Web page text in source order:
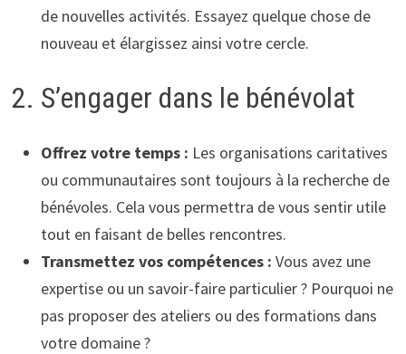
de nouvelles activités. Essayez quelque chose de
nouveau et élargissez ainsi votre cercle.
2. S’engager dans le bénévolat
Offrez votre temps : Les organisations caritatives
ou communautaires sont toujours à la recherche de
bénévoles. Cela vous permettra de vous sentir utile
tout en faisant de belles rencontres.
Transmettez vos compétences : Vous avez une
expertise ou un savoir-faire particulier ? Pourquoi ne
pas proposer des ateliers ou des formations dans
votre domaine ?